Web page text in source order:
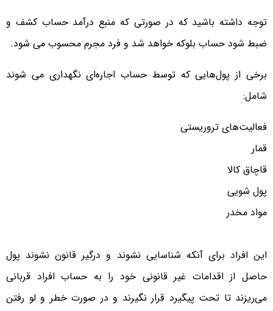
توجه داشته باشید که در صورتی که منبع درآمد حساب کشف و
ضبط شود حساب بلوکه خواهد شد و فرد مجرم محسوب می شود.
برخی از پول‌هایی که توسط حساب اجاره‌ای نگهداری می شوند
شامل:
فعالیت‌های تروریستی
قمار
قاچاق کالا
پول شویی
مواد مخدر
این افراد برای آنکه شناسایی نشوند و درگیر قانون نشوند پول
حاصل از اقدامات غیر قانونی خود را به حساب افراد قربانی
می‌ریزند تا تحت پیگیرد قرار نگیرند و در صورت خطر و لو رفتن